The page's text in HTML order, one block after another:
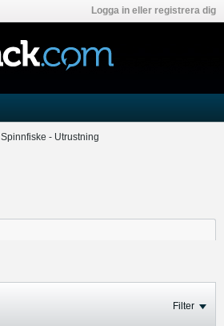
Logga in eller registrera dig
Spinnfiske - Utrustning
Filter